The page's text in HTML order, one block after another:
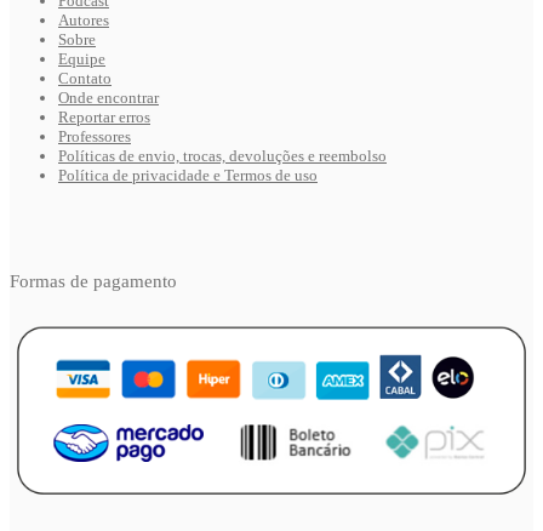
Autores
Sobre
Equipe
Contato
Onde encontrar
Reportar erros
Professores
Políticas de envio, trocas, devoluções e reembolso
Política de privacidade e Termos de uso
Formas de pagamento